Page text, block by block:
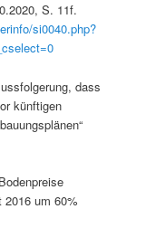
S. 11f.
si0040.php?
dass
künftigen
2016 um 60%